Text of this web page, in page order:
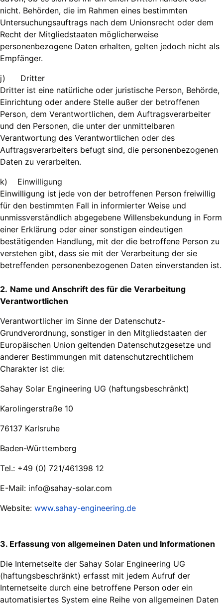
nicht. Behörden, die im Rahmen eines bestimmten
Untersuchungsauftrags nach dem Unionsrecht oder dem
Recht der Mitgliedstaaten möglicherweise
personenbezogene Daten erhalten, gelten jedoch nicht als
Empfänger.
j) Dritter
Dritter ist eine natürliche oder juristische Person, Behörde,
Einrichtung oder andere Stelle außer der betroffenen
Person, dem Verantwortlichen, dem Auftragsverarbeiter
und den Personen, die unter der unmittelbaren
Verantwortung des Verantwortlichen oder des
Auftragsverarbeiters befugt sind, die personenbezogenen
Daten zu verarbeiten.
k) Einwilligung
Einwilligung ist jede von der betroffenen Person freiwillig
für den bestimmten Fall in informierter Weise und
unmissverständlich abgegebene Willensbekundung in Form
einer Erklärung oder einer sonstigen eindeutigen
bestätigenden Handlung, mit der die betroffene Person zu
verstehen gibt, dass sie mit der Verarbeitung der sie
betreffenden personenbezogenen Daten einverstanden ist.
2. Name und Anschrift des für die Verarbeitung
Verantwortlichen
Verantwortlicher im Sinne der Datenschutz-
Grundverordnung, sonstiger in den Mitgliedstaaten der
Europäischen Union geltenden Datenschutzgesetze und
anderer Bestimmungen mit datenschutzrechtlichem
Charakter ist die:
Sahay Solar Engineering UG (haftungsbeschränkt)
Karolingerstraße 10
76137 Karlsruhe
Baden-Württemberg
Tel.: +49 (0) 721/461398 12
E-Mail: info@sahay-solar.com
Website: www.sahay-engineering.de
3. Erfassung von allgemeinen Daten und Informationen
Die Internetseite der Sahay Solar Engineering UG
(haftungsbeschränkt) erfasst mit jedem Aufruf der
Internetseite durch eine betroffene Person oder ein
automatisiertes System eine Reihe von allgemeinen Daten